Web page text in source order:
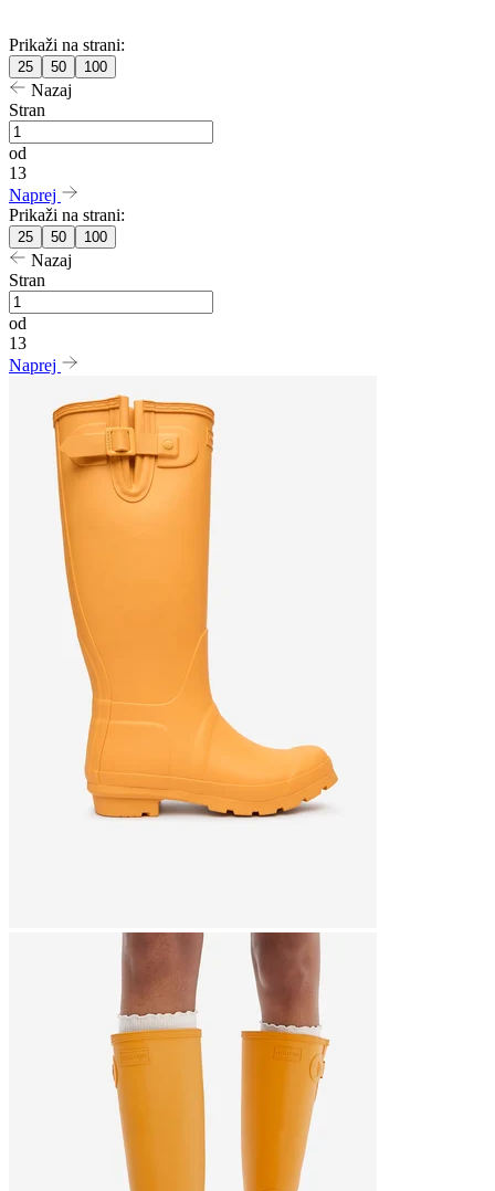
Prikaži na strani:
25 50 100
Nazaj
Stran
od
13
Naprej
Prikaži na strani:
25 50 100
Nazaj
Stran
od
13
Naprej